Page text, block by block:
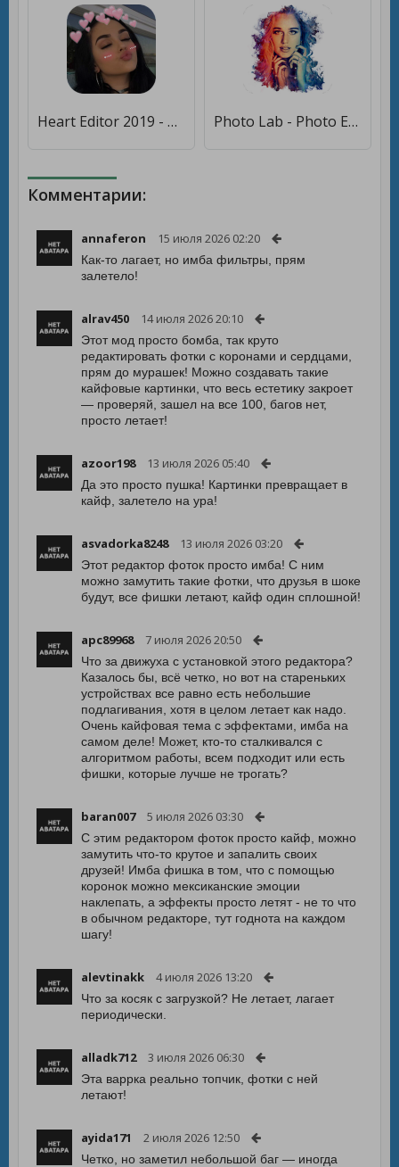
Heart Editor 2019 - Crown Heart Photo Editor [Полная версия] Photo Lab - Photo Editor Pro [Premium]
Комментарии:
annaferon 15 июля 2026 02:20
Как-то лагает, но имба фильтры, прям
залетело!
alrav450 14 июля 2026 20:10
Этот мод просто бомба, так круто
редактировать фотки с коронами и сердцами,
прям до мурашек! Можно создавать такие
кайфовые картинки, что весь естетику закроет
— проверяй, зашел на все 100, багов нет,
просто летает!
azoor198 13 июля 2026 05:40
Да это просто пушка! Картинки превращает в
кайф, залетело на ура!
asvadorka8248 13 июля 2026 03:20
Этот редактор фоток просто имба! С ним
можно замутить такие фотки, что друзья в шоке
будут, все фишки летают, кайф один сплошной!
apc89968 7 июля 2026 20:50
Что за движуха с установкой этого редактора?
Казалось бы, всё четко, но вот на стареньких
устройствах все равно есть небольшие
подлагивания, хотя в целом летает как надо.
Очень кайфовая тема с эффектами, имба на
самом деле! Может, кто-то сталкивался с
алгоритмом работы, всем подходит или есть
фишки, которые лучше не трогать?
baran007 5 июля 2026 03:30
С этим редактором фоток просто кайф, можно
замутить что-то крутое и запалить своих
друзей! Имба фишка в том, что с помощью
коронок можно мексиканские эмоции
наклепать, а эффекты просто летят - не то что
в обычном редакторе, тут годнота на каждом
шагу!
alevtinakk 4 июля 2026 13:20
Что за косяк с загрузкой? Не летает, лагает
периодически.
alladk712 3 июля 2026 06:30
Эта вappка реально топчик, фотки с ней
летают!
ayida171 2 июля 2026 12:50
Четко, но заметил небольшой баг — иногда